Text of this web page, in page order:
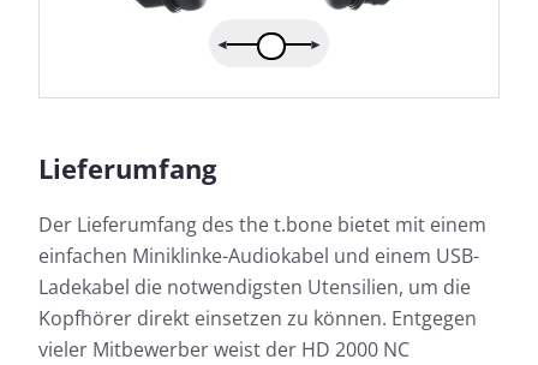
Lieferumfang
Der Lieferumfang des the t.bone bietet mit einem
einfachen Miniklinke-Audiokabel und einem USB-
Ladekabel die notwendigsten Utensilien, um die
Kopfhörer direkt einsetzen zu können. Entgegen
vieler Mitbewerber weist der HD 2000 NC